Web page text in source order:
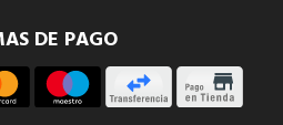
DE PAGO